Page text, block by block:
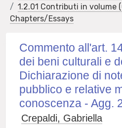
1.2.01 Contributi in volume
Chapters/Essays
Commento all'art.
dei beni culturali e
Dichiarazione di
pubblico e relative
conoscenza - Agg.
Crepaldi, Gabriella